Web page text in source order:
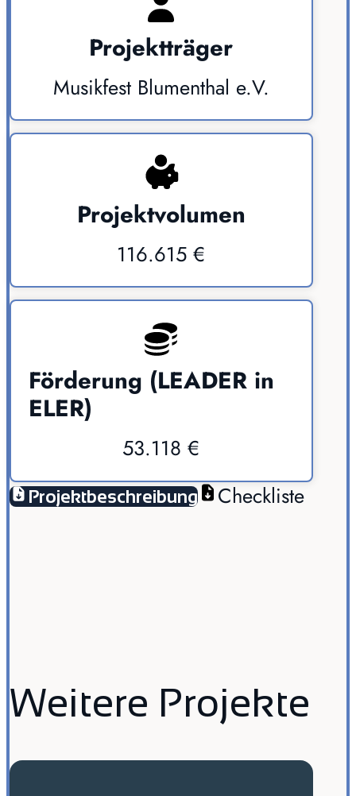
Projektträger
Musikfest Blumenthal e.V.
Projektvolumen
116.615 €
Förderung (LEADER in
ELER)
53.118 €
Projektbeschreibung Checkliste
Weitere Projekte